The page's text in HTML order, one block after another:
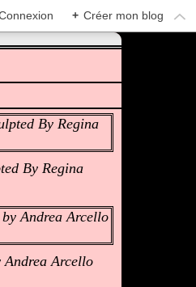
+ Créer mon blog
By Regina
Andrea Arcello